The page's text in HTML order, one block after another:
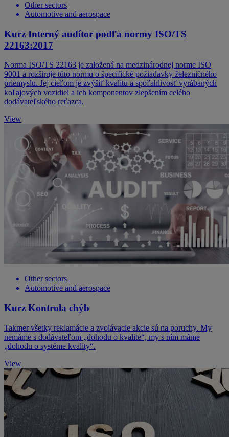
Other sectors
Automotive and aerospace
Kurz Interný audítor podľa normy ISO/TS
22163:2017
Norma ISO/TS 22163 je založená na medzinárodnej norme ISO
9001 a rozširuje túto normu o špecifické požiadavky železničného
priemyslu. Jej cieľom je zvýšiť kvalitu a spoľahlivosť vyrábaných
koľajových vozidiel a ich komponentov zlepšením celého
dodávateľského reťazca.
View
Other sectors
Automotive and aerospace
Kurz Kontrola chýb
Takmer všetky reklamácie a zvolávacie akcie sú na poruchy. My
nemáme s dodávateľom „dohodu o kvalite“, my s ním máme
„dohodu o systéme kvality“.
View